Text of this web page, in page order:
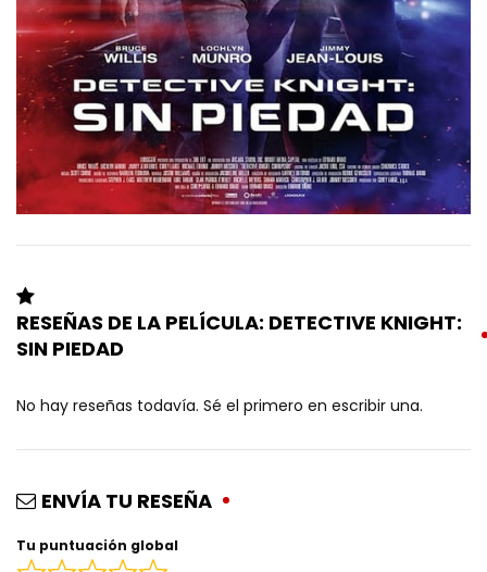
RESEÑAS DE LA PELÍCULA: DETECTIVE KNIGHT:
SIN PIEDAD
No hay reseñas todavía. Sé el primero en escribir una.
ENVÍA TU RESEÑA
Tu puntuación global